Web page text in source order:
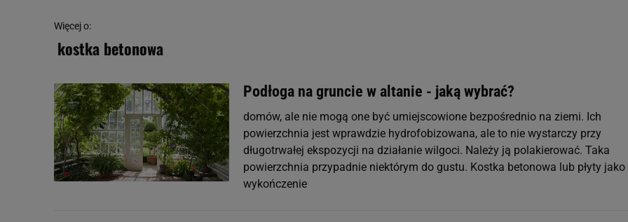
Więcej o:
kostka betonowa
Podłoga na gruncie w altanie - jaką wybrać?
domów, ale nie mogą one być umiejscowione bezpośrednio na ziemi. Ich
powierzchnia jest wprawdzie hydrofobizowana, ale to nie wystarczy przy
długotrwałej ekspozycji na działanie wilgoci. Należy ją polakierować. Taka
powierzchnia przypadnie niektórym do gustu. Kostka betonowa lub płyty jako
wykończenie